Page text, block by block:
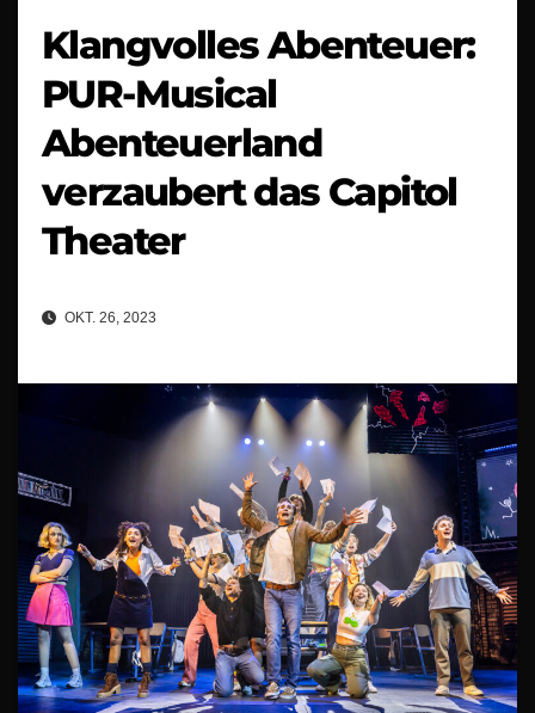
Klangvolles Abenteuer:
PUR-Musical
Abenteuerland
verzaubert das Capitol
Theater
OKT. 26, 2023